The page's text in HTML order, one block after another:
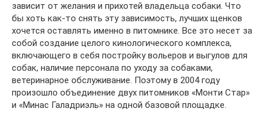
зависит от желания и прихотей владельца собаки. Что
бы хоть как-то снять эту зависимость, лучших щенков
хочется оставлять именно в питомнике. Все это несет за
собой создание целого кинологического комплекса,
включающего в себя постройку вольеров и выгулов для
собак, наличие персонала по уходу за собаками,
ветеринарное обслуживание. Поэтому в 2004 году
произошло объединение двух питомников «Монти Стар»
и «Минас Галадриэль» на одной базовой площадке.